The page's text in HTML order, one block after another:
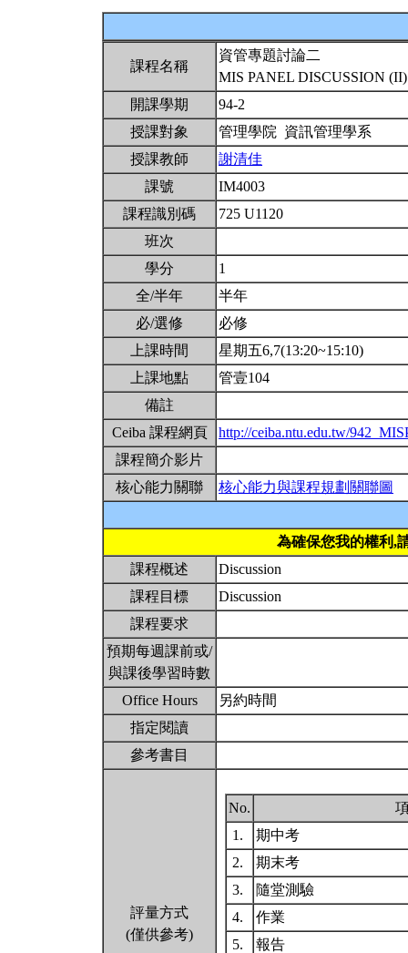
課程名稱
資管專題討論二
MIS PANEL DISCUSSION
開課學期
94-2
授課對象
管理學院 資訊管理學系
授課教師
謝清佳
課號
IM4003
課程識別碼
725 U1120
班次
學分
1
全/半年
半年
必/選修
必修
上課時間
星期五6,7(13:20~15:10)
上課地點
管壹104
備註
Ceiba 課程網頁
http://ceiba.ntu.edu.tw/
課程簡介影片
核心能力關聯
核心能力與課程規劃關聯圖
為確保您我的權利,
課程概述
Discussion
課程目標
Discussion
課程要求
預期每週課前或/
與課後學習時數
Office Hours
另約時間
指定閱讀
參考書目
評量方式
(僅供參考)
No.
1.
期中考
2.
期末考
3.
隨堂測驗
4.
作業
5.
報告